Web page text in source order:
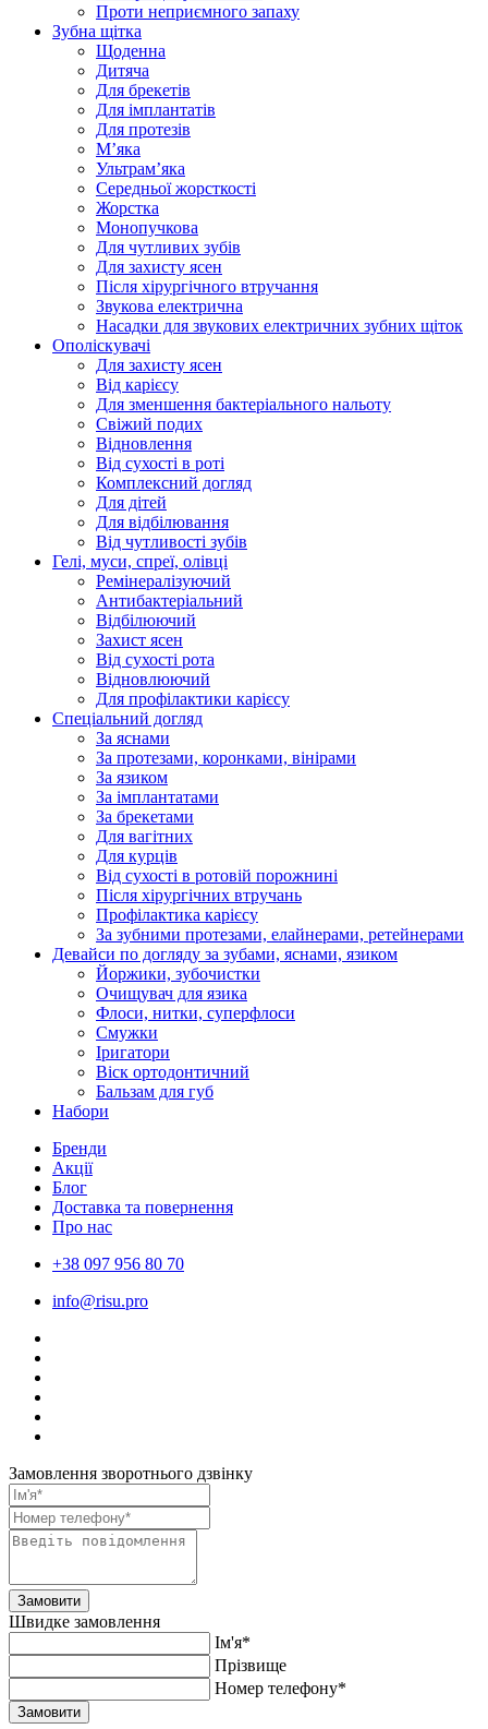
Проти неприємного запаху
Зубна щітка
Щоденна
Дитяча
Для брекетів
Для імплантатів
Для протезів
Мʼяка
Ультрамʼяка
Середньої жорсткості
Жорстка
Монопучкова
Для чутливих зубів
Для захисту ясен
Після хірургічного втручання
Звукова електрична
Насадки для звукових електричних зубних щіток
Ополіскувачі
Для захисту ясен
Від карієсу
Для зменшення бактеріального нальоту
Свіжий подих
Відновлення
Від сухості в роті
Комплексний догляд
Для дітей
Для відбілювання
Від чутливості зубів
Гелі, муси, спреї, олівці
Ремінералізуючий
Антибактеріальний
Відбілюючий
Захист ясен
Від сухості рота
Відновлюючий
Для профілактики карієсу
Спеціальний догляд
За яснами
За протезами, коронками, вінірами
За язиком
За імплантатами
За брекетами
Для вагітних
Для курців
Від сухості в ротовій порожнині
Після хірургічних втручань
Профілактика карієсу
За зубними протезами, елайнерами, ретейнерами
Девайси по догляду за зубами, яснами, язиком
Йоржики, зубочистки
Очищувач для язика
Флоси, нитки, суперфлоси
Смужки
Іригатори
Віск ортодонтичний
Бальзам для губ
Набори
Бренди
Акції
Блог
Доставка та повернення
Про нас
+38 097 956 80 70
info@risu.pro
Замовлення зворотнього дзвінку
Замовити
Швидке замовлення
Ім'я*
Прiзвище
Номер телефону*